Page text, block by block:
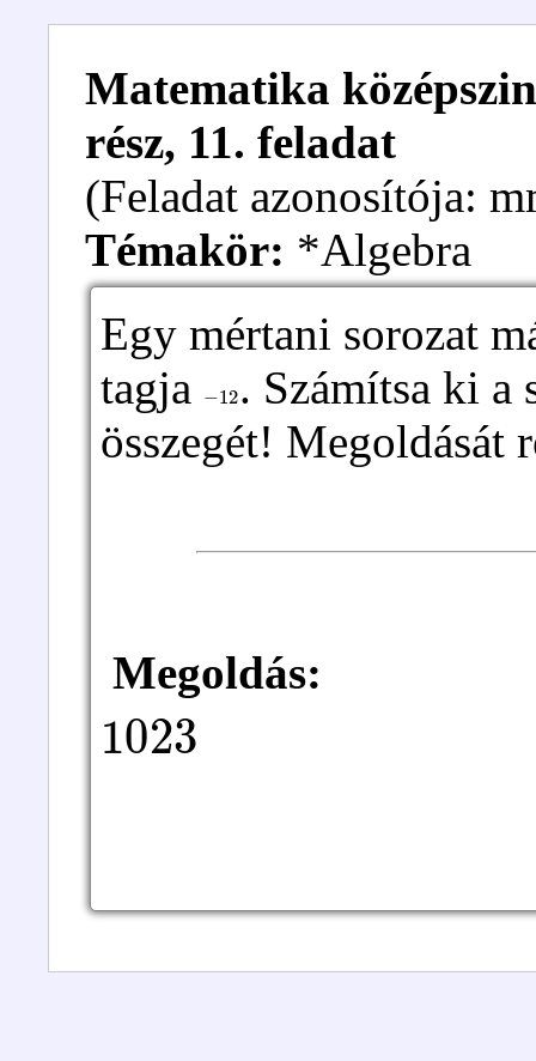
Matematika
rész, 11. feladat
(Feladat azonosítója:
Témakör: *Algebra
Egy mértani sorozat
tagja
12 . Számítsa ki a
összegét! Megoldását
Megoldás:
1023